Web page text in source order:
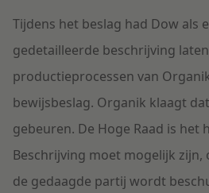
Tijdens het beslag had Dow als
gedetailleerde beschrijving
productieprocessen van
bewijsbeslag. Organik klaagt
gebeuren. De Hoge Raad is het
Beschrijving moet mogelijk zijn,
de gedaagde partij wordt